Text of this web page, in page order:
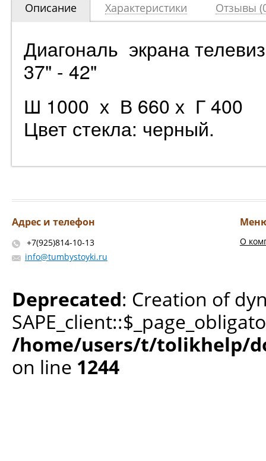
Описание Характеристики Отзывы
Диагональ экрана
37" - 42"
Ш 1000 х В 660 х Г
Цвет стекла: черный.
Адрес и телефон
+7(925)814-10-13
info@tumbystoyki.ru
О
Deprecated: Creation of
/home/users/t/tolikhelp/
on line 1244